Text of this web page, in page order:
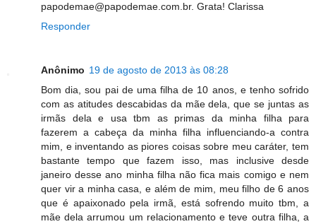
papodemae@papodemae.com.br. Grata! Clarissa
Responder
Anônimo 19 de agosto de 2013 às 08:28
Bom dia, sou pai de uma filha de 10 anos, e tenho sofrido
com as atitudes descabidas da mãe dela, que se juntas as
irmãs dela e usa tbm as primas da minha filha para
fazerem a cabeça da minha filha influenciando-a contra
mim, e inventando as piores coisas sobre meu caráter, tem
bastante tempo que fazem isso, mas inclusive desde
janeiro desse ano minha filha não fica mais comigo e nem
quer vir a minha casa, e além de mim, meu filho de 6 anos
que é apaixonado pela irmã, está sofrendo muito tbm, a
mãe dela arrumou um relacionamento e teve outra filha, a